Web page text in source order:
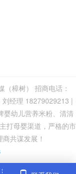
樟树） 招商电话：
经理 18279029213 |
婴幼儿营养米粉、清清
打母婴渠道，严格的市
共谋发展！